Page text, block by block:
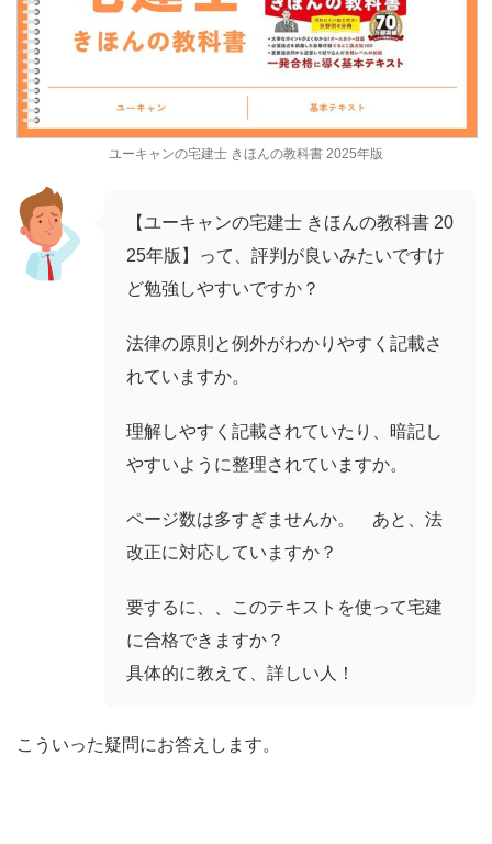
ユーキャンの宅建士 きほんの教科書 2025年版
【ユーキャンの宅建士 きほんの教科書 20
25年版】って、評判が良いみたいですけ
ど勉強しやすいですか？
法律の原則と例外がわかりやすく記載さ
れていますか。
理解しやすく記載されていたり、暗記し
やすいように整理されていますか。
ページ数は多すぎませんか。 あと、法
改正に対応していますか？
要するに、、このテキストを使って宅建
に合格できますか？
具体的に教えて、詳しい人！
こういった疑問にお答えします。